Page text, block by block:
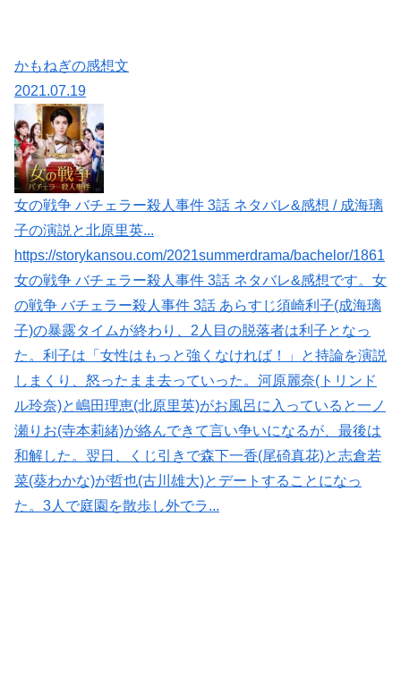
かもねぎの感想文
2021.07.19
女の戦争 バチェラー殺人事件 3話 ネタバレ&感想 / 成海璃
子の演説と北原里英...
https://storykansou.com/2021summerdrama/bachelor/1861
女の戦争 バチェラー殺人事件 3話 ネタバレ&感想です。女
の戦争 バチェラー殺人事件 3話 あらすじ須崎利子(成海璃
子)の暴露タイムが終わり、2人目の脱落者は利子となっ
た。利子は「女性はもっと強くなければ！」と持論を演説
しまくり、怒ったまま去っていった。河原麗奈(トリンド
ル玲奈)と嶋田理恵(北原里英)がお風呂に入っていると一ノ
瀬りお(寺本莉緒)が絡んできて言い争いになるが、最後は
和解した。翌日、くじ引きで森下一香(尾碕真花)と志倉若
菜(葵わかな)が哲也(古川雄大)とデートすることになっ
た。3人で庭園を散歩し外でラ...